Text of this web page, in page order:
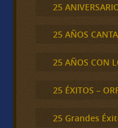
25
25 AÑOS
25 AÑOS CON
25 ÉXITOS –
25 Grandes